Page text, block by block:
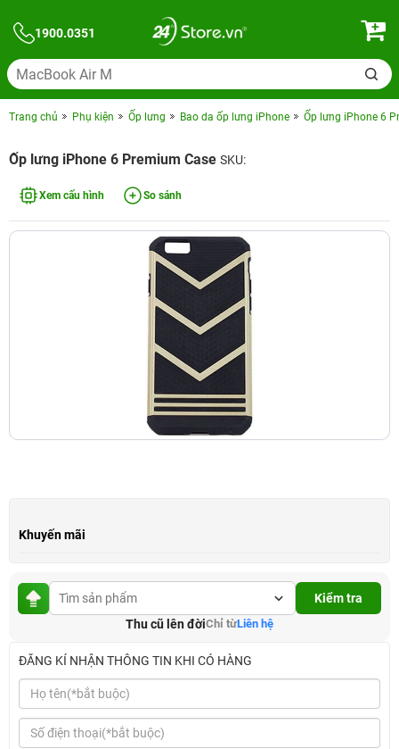
1900.0351
Trang chủ Phụ kiện Ốp lưng Bao da ốp lưng iPhone Ốp lưng iPhone 6
Ốp lưng iPhone 6 Premium Case SKU:
Xem cấu hình So sánh
Khuyến mãi
Kiểm tra
Thu cũ lên đờiChỉ từLiên hệ
ĐĂNG KÍ NHẬN THÔNG TIN KHI CÓ HÀNG